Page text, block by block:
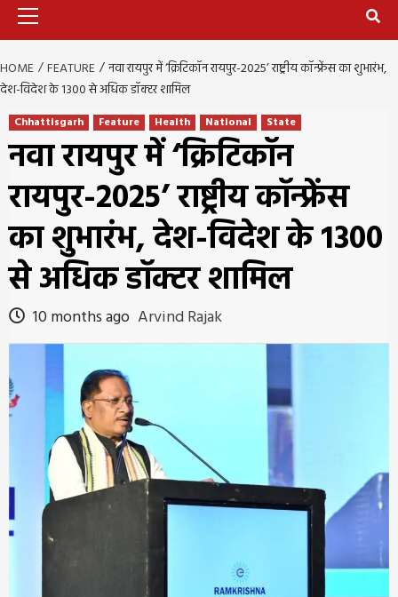
HOME FEATURE
नवा रायपुर में ‘क्रिटिकॉन रायपुर-2025’ राष्ट्रीय कॉन्फ्रेंस का शुभारंभ,
देश-विदेश के 1300 से अधिक डॉक्टर शामिल
Chhattisgarh Feature Health National State
नवा रायपुर में ‘क्रिटिकॉन
रायपुर-2025’ राष्ट्रीय कॉन्फ्रेंस
का शुभारंभ, देश-विदेश के 1300
से अधिक डॉक्टर शामिल
10 months ago Arvind Rajak